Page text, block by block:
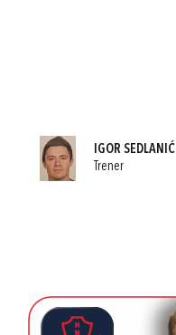
IGOR SEDLANIĆ
Trener